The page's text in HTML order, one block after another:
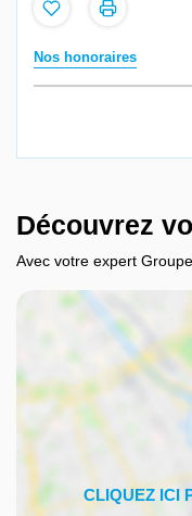
Nos honoraires
Découvrez
Avec votre expert